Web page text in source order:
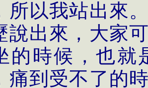
所以我站出來
說出來，大家
的時候，也就
痛到受不了的